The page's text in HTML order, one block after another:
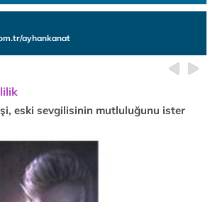
ayhankanat
eski sevgilisinin mutluluğunu ister